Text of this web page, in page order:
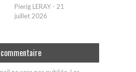
Pierig LERAY - 21
juillet 2026